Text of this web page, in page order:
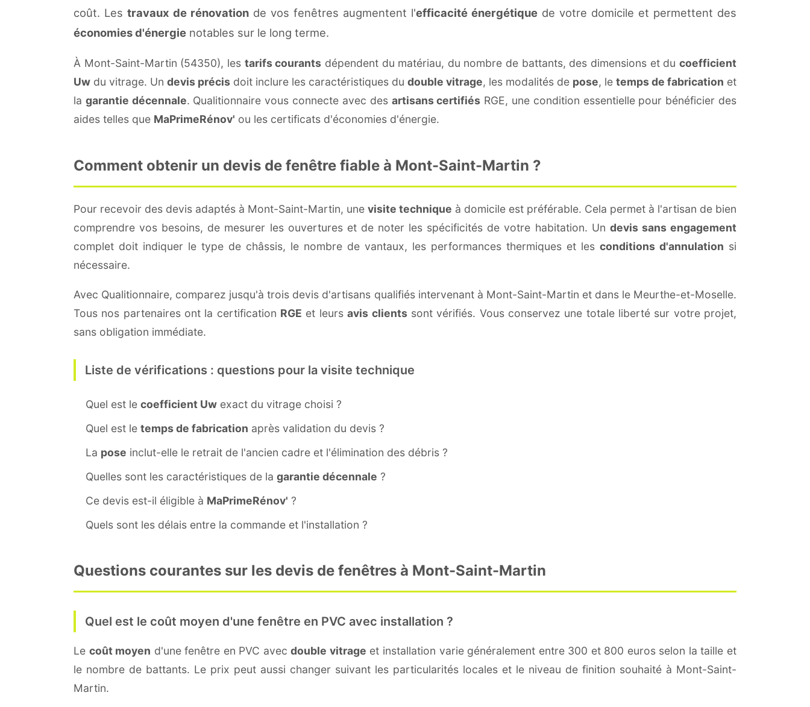
coût. Les travaux de rénovation de vos fenêtres augmentent l'efficacité énergétique de votre domicile et permettent des
économies d'énergie notables sur le long terme.
À Mont-Saint-Martin (54350), les tarifs courants dépendent du matériau, du nombre de battants, des dimensions et ducoefficient
Uw du vitrage. Un devis précis doit inclure les caractéristiques du double vitrage, les modalités de pose, le temps de fabrication et
la garantie décennale. Qualitionnaire vous connecte avec des artisans certifiés RGE, une condition essentielle pour bénéficier des
aides telles que MaPrimeRénov' ou les certificats d'économies d'énergie.
Comment obtenir un devis de fenêtre fiable à Mont-Saint-Martin ?
Pour recevoir des devis adaptés à Mont-Saint-Martin, une visite technique à domicile est préférable. Cela permet à l'artisan de bien
comprendre vos besoins, de mesurer les ouvertures et de noter les spécificités de votre habitation. Un devis sans engagement
complet doit indiquer le type de châssis, le nombre de vantaux, les performances thermiques et les conditions d'annulation si
nécessaire.
Avec Qualitionnaire, comparez jusqu'à trois devis d'artisans qualifiés intervenant à Mont-Saint-Martin et dans le Meurthe-et-Moselle.
Tous nos partenaires ont la certification RGE et leursavis clientssont vérifiés. Vous conservez une totale liberté sur votre projet,
sans obligation immédiate.
Liste de vérifications : questions pour la visite technique
Quel est le coefficient Uw exact du vitrage choisi ?
Quel est le temps de fabrication après validation du devis ?
La pose inclut-elle le retrait de l'ancien cadre et l'élimination des débris ?
Quelles sont les caractéristiques de la garantie décennale ?
Ce devis est-il éligible à MaPrimeRénov' ?
Quels sont les délais entre la commande et l'installation ?
Questions courantes sur les devis de fenêtres à Mont-Saint-Martin
Quel est le coût moyen d'une fenêtre en PVC avec installation ?
Le coût moyen d'une fenêtre en PVC avecdouble vitrage et installation varie généralement entre 300 et 800 euros selon la taille et
le nombre de battants. Le prix peut aussi changer suivant les particularités locales et le niveau de finition souhaité à Mont-Saint-
Martin.